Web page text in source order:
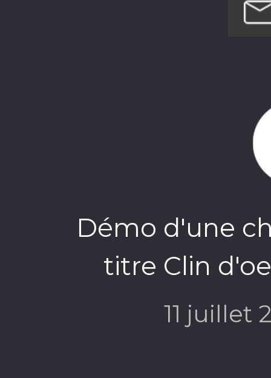
Démo d'une
titre Clin
11 juillet